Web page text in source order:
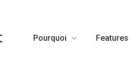
Pourquoi Features